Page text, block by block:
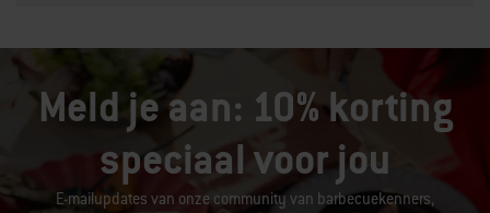
Meld je aan: 10% korting
speciaal voor jou
E-mailupdates van onze community van barbecuekenners,